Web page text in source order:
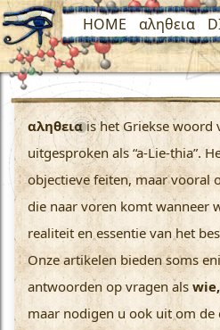
HOME αληθεια
αληθειαis het Griekse woord
uitgesproken als “a-Lie-thia”.
objectieve feiten, maar vooral
die naar voren komt wanneer
realiteit en essentie van het
Onze artikelen bieden soms
antwoorden op vragen als
maar nodigen u ook uit om